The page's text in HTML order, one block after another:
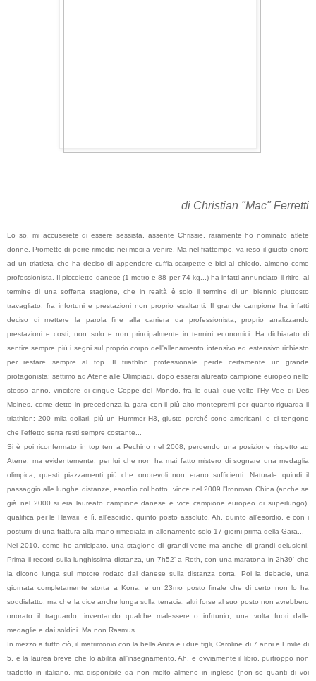
di Christian "Mac" Ferretti
Lo so, mi accuserete di essere sessista, assente Chrissie, raramente ho nominato atlete
donne. Prometto di porre rimedio nei mesi a venire. Ma nel frattempo, va reso il giusto onore
ad un triatleta che ha deciso di appendere cuffia-scarpette e bici al chiodo, almeno come
professionista. Il piccoletto danese (1 metro e 88 per 74 kg...) ha infatti annunciato il ritiro, al
termine di una sofferta stagione, che in realtà è solo il termine di un biennio piuttosto
travagliato, fra infortuni e prestazioni non proprio esaltanti. Il grande campione ha infatti
deciso di mettere la parola fine alla carriera da professionista, proprio analizzando
prestazioni e costi, non solo e non principalmente in termini economici. Ha dichiarato di
sentire sempre più i segni sul proprio corpo dell'allenamento intensivo ed estensivo richiesto
per restare sempre al top. Il triathlon professionale perde certamente un grande
protagonista: settimo ad Atene alle Olimpiadi, dopo essersi alureato campione europeo nello
stesso anno. vincitore di cinque Coppe del Mondo, fra le quali due volte l'Hy Vee di Des
Moines, come detto in precedenza la gara con il più alto montepremi per quanto riguarda il
triathlon: 200 mila dollari, più un Hummer H3, giusto perché sono americani, e ci tengono
che l'effetto serra resti sempre costante...
Si è poi riconfermato in top ten a Pechino nel 2008, perdendo una posizione rispetto ad
Atene, ma evidentemente, per lui che non ha mai fatto mistero di sognare una medaglia
olimpica, questi piazzamenti più che onorevoli non erano sufficienti. Naturale quindi il
passaggio alle lunghe distanze, esordio col botto, vince nel 2009 l'Ironman China (anche se
già nel 2000 si era laureato campione danese e vice campione europeo di superlungo),
qualifica per le Hawaii, e lì, all'esordio, quinto posto assoluto. Ah, quinto all'esordio, e con i
postumi di una frattura alla mano rimediata in allenamento solo 17 giorni prima della Gara...
Nel 2010, come ho anticipato, una stagione di grandi vette ma anche di grandi delusioni.
Prima il record sulla lunghissima distanza, un 7h52' a Roth, con una maratona in 2h39' che
la dicono lunga sul motore rodato dal danese sulla distanza corta. Poi la debacle, una
giornata completamente storta a Kona, e un 23mo posto finale che di certo non lo ha
soddisfatto, ma che la dice anche lunga sulla tenacia: altri forse al suo posto non avrebbero
onorato il traguardo, inventando qualche malessere o infrtunio, una volta fuori dalle
medaglie e dai soldini. Ma non Rasmus.
In mezzo a tutto ciò, il matrimonio con la bella Anita e i due figli, Caroline di 7 anni e Emilie di
5, e la laurea breve che lo abilita all'insegnamento. Ah, e ovviamente il libro, purtroppo non
tradotto in italiano, ma disponibile da non molto almeno in inglese (non so quanti di voi